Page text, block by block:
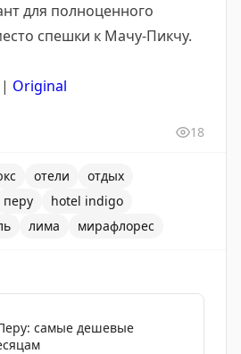
для полноценного
спешки к Мачу-Пикчу.
| Original
18
отели
отдых
перу
hotel indigo
лима мирафлорес
самые дешевые